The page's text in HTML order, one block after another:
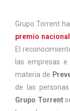
Grupo Torrent
premio
El
las empresas
materia de
de las
Grupo Torrent